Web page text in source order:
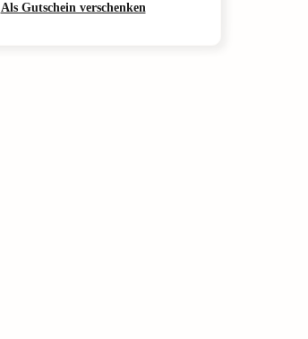
Als Gutschein verschenken